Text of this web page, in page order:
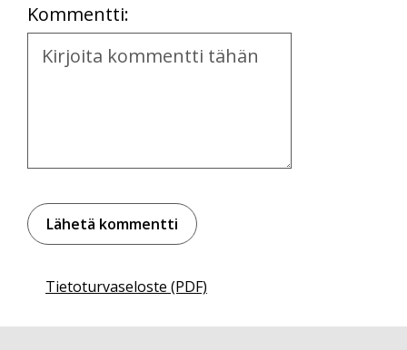
Kommentti:
Kommentti
Tietoturvaseloste (PDF)